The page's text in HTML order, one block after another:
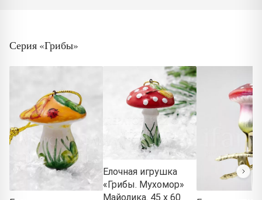
Серия «Грибы»
Елочная игрушка
«Грибы. Мухомор»
Майолика. 45 x 60